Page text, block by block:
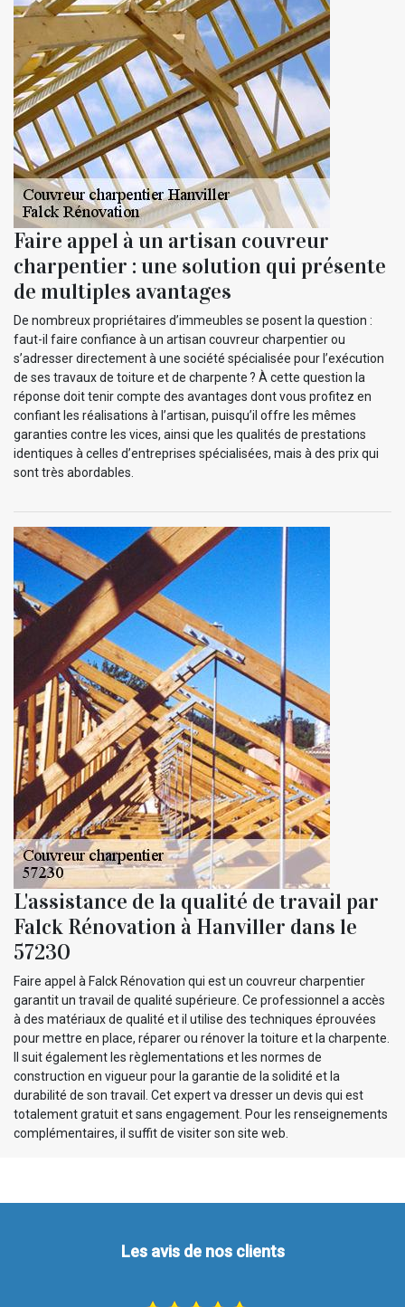
Faire appel à un artisan couvreur
charpentier : une solution qui présente
de multiples avantages
De nombreux propriétaires d’immeubles se posent la question :
faut-il faire confiance à un artisan couvreur charpentier ou
s’adresser directement à une société spécialisée pour l’exécution
de ses travaux de toiture et de charpente ? À cette question la
réponse doit tenir compte des avantages dont vous profitez en
confiant les réalisations à l’artisan, puisqu’il offre les mêmes
garanties contre les vices, ainsi que les qualités de prestations
identiques à celles d’entreprises spécialisées, mais à des prix qui
sont très abordables.
L'assistance de la qualité de travail par
Falck Rénovation à Hanviller dans le
57230
Faire appel à Falck Rénovation qui est un couvreur charpentier
garantit un travail de qualité supérieure. Ce professionnel a accès
à des matériaux de qualité et il utilise des techniques éprouvées
pour mettre en place, réparer ou rénover la toiture et la charpente.
Il suit également les règlementations et les normes de
construction en vigueur pour la garantie de la solidité et la
durabilité de son travail. Cet expert va dresser un devis qui est
totalement gratuit et sans engagement. Pour les renseignements
complémentaires, il suffit de visiter son site web.
Les avis de nos clients